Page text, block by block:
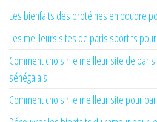
Les bienfaits des protéines en poudre
Les meilleurs sites de paris sportifs
Comment choisir le meilleur site de
sénégalais
Comment choisir le meilleur site pour